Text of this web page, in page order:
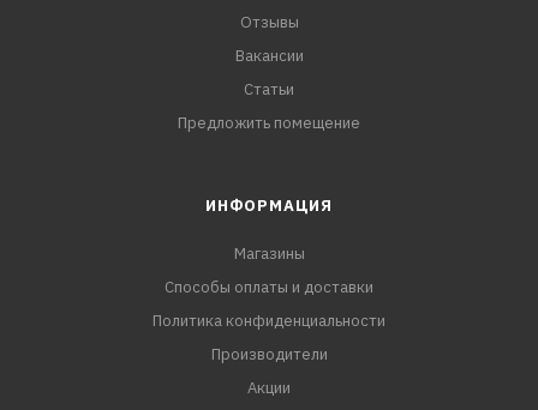
Отзывы
Вакансии
Статьи
Предложить помещение
ИНФОРМАЦИЯ
Магазины
Способы оплаты и доставки
Политика конфиденциальности
Производители
Акции